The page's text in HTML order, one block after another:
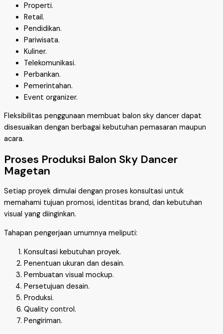
Properti.
Retail.
Pendidikan.
Pariwisata.
Kuliner.
Telekomunikasi.
Perbankan.
Pemerintahan.
Event organizer.
Fleksibilitas penggunaan membuat balon sky dancer dapat
disesuaikan dengan berbagai kebutuhan pemasaran maupun
acara.
Proses Produksi Balon Sky Dancer
Magetan
Setiap proyek dimulai dengan proses konsultasi untuk
memahami tujuan promosi, identitas brand, dan kebutuhan
visual yang diinginkan.
Tahapan pengerjaan umumnya meliputi:
Konsultasi kebutuhan proyek.
Penentuan ukuran dan desain.
Pembuatan visual mockup.
Persetujuan desain.
Produksi.
Quality control.
Pengiriman.